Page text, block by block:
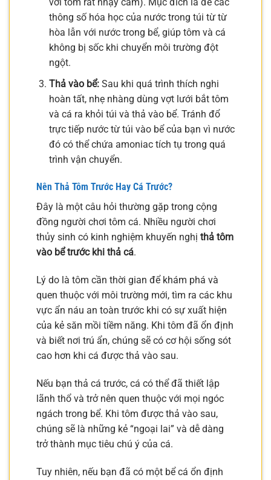
thông số hóa học của nước trong túi từ từ
hòa lẫn với nước trong bể, giúp tôm và cá
không bị sốc khi chuyển môi trường đột
ngột.
Thả vào bể:Sau khi quá trình thích nghi
hoàn tất, nhẹ nhàng dùng vợt lưới bắt tôm
và cá ra khỏi túi và thả vào bể. Tránh đổ
trực tiếp nước từ túi vào bể của bạn vì nước
đó có thể chứa amoniac tích tụ trong quá
trình vận chuyển.
Nên Thả Tôm Trước Hay Cá Trước?
Đây là một câu hỏi thường gặp trong cộng
đồng người chơi tôm cá. Nhiều người chơi
thủy sinh có kinh nghiệm khuyến nghị thả tôm
vào bể trước khi thả cá.
Lý do là tôm cần thời gian để khám phá và
quen thuộc với môi trường mới, tìm ra các khu
vực ẩn náu an toàn trước khi có sự xuất hiện
của kẻ săn mồi tiềm năng. Khi tôm đã ổn định
và biết nơi trú ẩn, chúng sẽ có cơ hội sống sót
cao hơn khi cá được thả vào sau.
Nếu bạn thả cá trước, cá có thể đã thiết lập
lãnh thổ và trở nên quen thuộc với mọi ngóc
ngách trong bể. Khi tôm được thả vào sau,
chúng sẽ là những kẻ “ngoại lai” và dễ dàng
trở thành mục tiêu chú ý của cá.
Tuy nhiên, nếu bạn đã có một bể cá ổn định